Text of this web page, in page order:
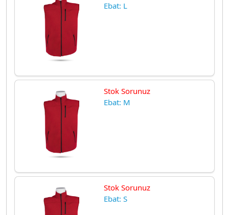
Ebat: L
Stok Sorunuz
Ebat: M
Stok Sorunuz
Ebat: S